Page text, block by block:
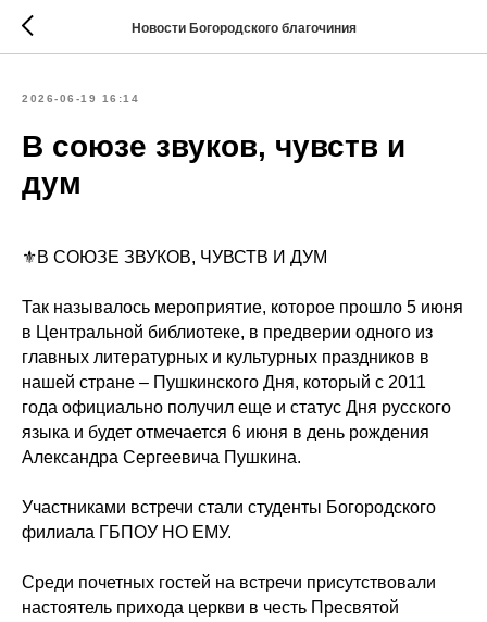
Новости Богородского благочиния
2026-06-19 16:14
В союзе звуков, чувств и
дум
⚜️В СОЮЗЕ ЗВУКОВ, ЧУВСТВ И ДУМ
Так называлось мероприятие, которое прошло 5 июня
в Центральной библиотеке, в предверии одного из
главных литературных и культурных праздников в
нашей стране – Пушкинского Дня, который с 2011
года официально получил еще и статус Дня русского
языка и будет отмечается 6 июня в день рождения
Александра Сергеевича Пушкина.
Участниками встречи стали студенты Богородского
филиала ГБПОУ НО ЕМУ.
Среди почетных гостей на встречи присутствовали
настоятель прихода церкви в честь Пресвятой